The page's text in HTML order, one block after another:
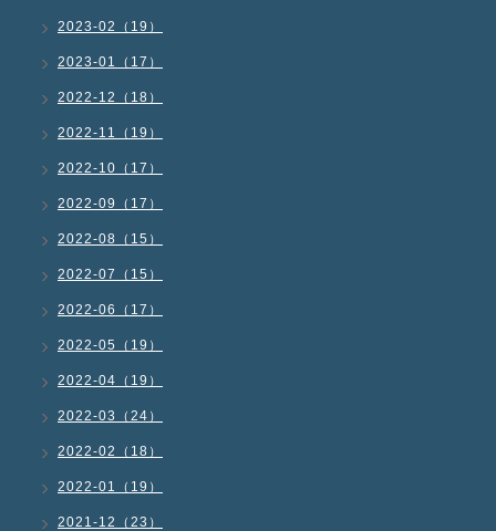
2023-02（19）
2023-01（17）
2022-12（18）
2022-11（19）
2022-10（17）
2022-09（17）
2022-08（15）
2022-07（15）
2022-06（17）
2022-05（19）
2022-04（19）
2022-03（24）
2022-02（18）
2022-01（19）
2021-12（23）